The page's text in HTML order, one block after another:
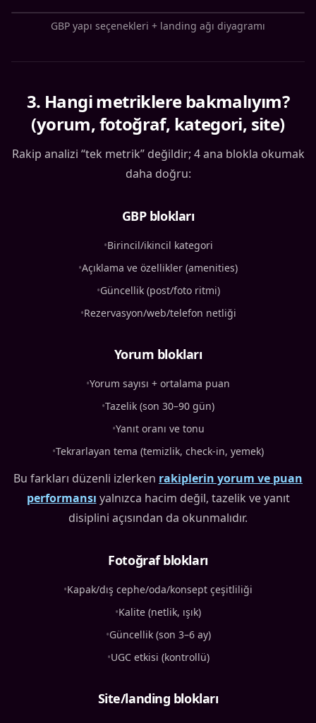
GBP yapı seçenekleri + landing ağı diyagramı
3. Hangi metriklere bakmalıyım?
(yorum, fotoğraf, kategori, site)
Rakip analizi “tek metrik” değildir; 4 ana blokla okumak
daha doğru:
GBP blokları
•Birincil/ikincil kategori
•Açıklama ve özellikler (amenities)
•Güncellik (post/foto ritmi)
•Rezervasyon/web/telefon netliği
Yorum blokları
•Yorum sayısı + ortalama puan
•Tazelik (son 30–90 gün)
•Yanıt oranı ve tonu
•Tekrarlayan tema (temizlik, check-in, yemek)
Bu farkları düzenli izlerken rakiplerin yorum ve puan
performansı yalnızca hacim değil, tazelik ve yanıt
disiplini açısından da okunmalıdır.
Fotoğraf blokları
•Kapak/dış cephe/oda/konsept çeşitliliği
•Kalite (netlik, ışık)
•Güncellik (son 3–6 ay)
•UGC etkisi (kontrollü)
Site/landing blokları